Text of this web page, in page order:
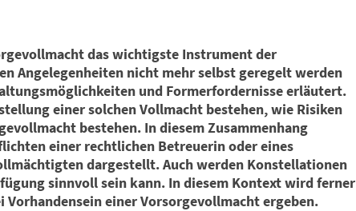
das wichtigste Instrument der
Angelegenheiten nicht mehr selbst geregelt werden
und Formerfordernisse erläutert.
einer solchen Vollmacht bestehen, wie Risiken
bestehen. In diesem Zusammenhang
einer rechtlichen Betreuerin oder eines
dargestellt. Auch werden Konstellationen
sinnvoll sein kann. In diesem Kontext wird ferner
einer Vorsorgevollmacht ergeben.